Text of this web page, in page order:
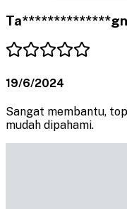
Ta**************gn
19/6/2024
Sangat membantu,
mudah dipahami.